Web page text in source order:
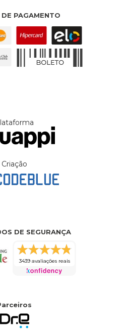
PAGAMENTO
Criação
DE SEGURANÇA
3439 avaliações reais